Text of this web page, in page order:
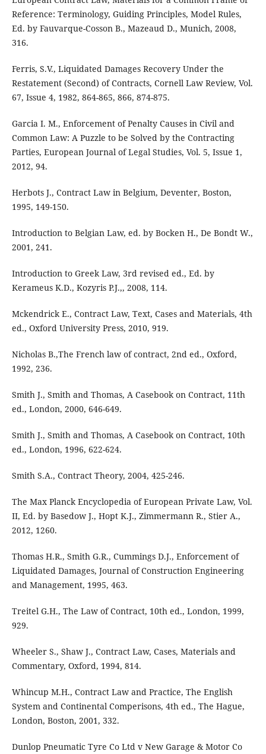
Reference: Terminology, Guiding Principles, Model Rules,
Ed. by Fauvarque-Cosson B., Mazeaud D., Munich, 2008,
316.
Ferris, S.V., Liquidated Damages Recovery Under the
Restatement (Second) of Contracts, Cornell Law Review, Vol.
67, Issue 4, 1982, 864-865, 866, 874-875.
Garcia I. M., Enforcement of Penalty Causes in Civil and
Common Law: A Puzzle to be Solved by the Contracting
Parties, European Journal of Legal Studies, Vol. 5, Issue 1,
2012, 94.
Herbots J., Contract Law in Belgium, Deventer, Boston,
1995, 149-150.
Introduction to Belgian Law, ed. by Bocken H., De Bondt W.,
2001, 241.
Introduction to Greek Law, 3rd revised ed., Ed. by
Kerameus K.D., Kozyris P.J.,, 2008, 114.
Mckendrick E., Contract Law, Text, Cases and Materials, 4th
ed., Oxford University Press, 2010, 919.
Nicholas B.,The French law of contract, 2nd ed., Oxford,
1992, 236.
Smith J., Smith and Thomas, A Casebook on Contract, 11th
ed., London, 2000, 646-649.
Smith J., Smith and Thomas, A Casebook on Contract, 10th
ed., London, 1996, 622-624.
Smith S.A., Contract Theory, 2004, 425-246.
The Max Planck Encyclopedia of European Private Law, Vol.
II, Ed. by Basedow J., Hopt K.J., Zimmermann R., Stier A.,
2012, 1260.
Thomas H.R., Smith G.R., Cummings D.J., Enforcement of
Liquidated Damages, Journal of Construction Engineering
and Management, 1995, 463.
Treitel G.H., The Law of Contract, 10th ed., London, 1999,
929.
Wheeler S., Shaw J., Contract Law, Cases, Materials and
Commentary, Oxford, 1994, 814.
Whincup M.H., Contract Law and Practice, The English
System and Continental Comperisons, 4th ed., The Hague,
London, Boston, 2001, 332.
Dunlop Pneumatic Tyre Co Ltd v New Garage & Motor Co